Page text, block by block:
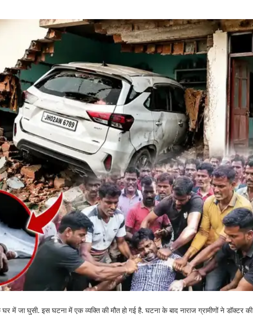
में जा घुसी. इस घटना में एक व्यक्ति की मौत हो गई है. घटना के बाद नाराज ग्रामीणों ने डॉक्टर की